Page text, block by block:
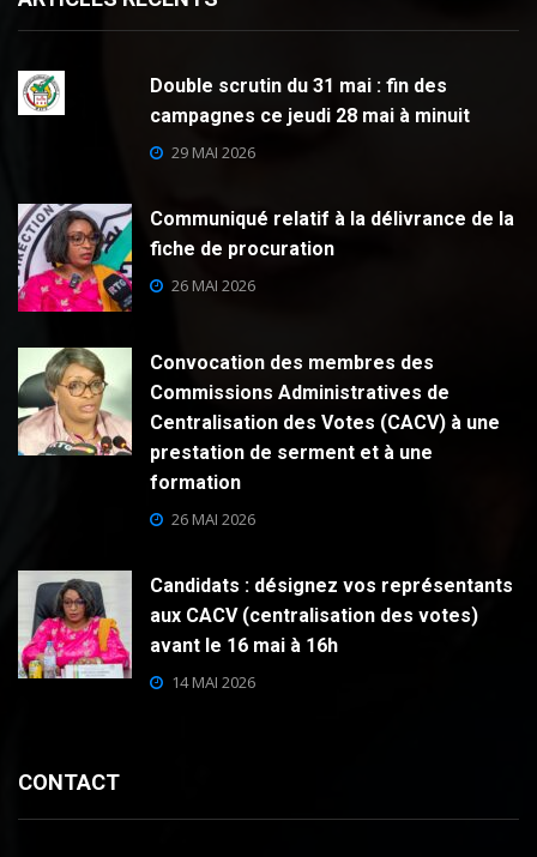
Double scrutin du 31 mai : fin des
campagnes ce jeudi 28 mai à minuit
29 MAI 2026
Communiqué relatif à la délivrance de la
fiche de procuration
26 MAI 2026
Convocation des membres des
Commissions Administratives de
Centralisation des Votes (CACV) à une
prestation de serment et à une
formation
26 MAI 2026
Candidats : désignez vos représentants
aux CACV (centralisation des votes)
avant le 16 mai à 16h
14 MAI 2026
CONTACT